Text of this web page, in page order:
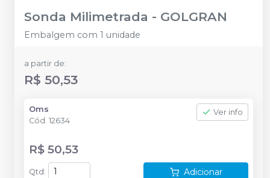
Sonda Milimetrada - GOLGRAN
Embalgem com 1 unidade
a partir de:
R$ 50,53
Oms
Cód. 12634
Ver info
R$ 50,53
Qtd : Adicionar